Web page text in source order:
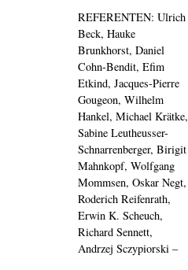
REFERENTEN: Ulrich
Beck, Hauke
Brunkhorst, Daniel
Cohn-Bendit, Efim
Etkind, Jacques-Pierre
Gougeon, Wilhelm
Hankel, Michael Krätke,
Sabine Leutheusser-
Schnarrenberger, Birigit
Mahnkopf, Wolfgang
Mommsen, Oskar Negt,
Roderich Reifenrath,
Erwin K. Scheuch,
Richard Sennett,
Andrzej Sczypiorski –
GESPRÄCHSTEILNE
HMER: Rüdiger
Altmann, Christoph
Clermont, Johannes
Goebel, Dieter Grimm,
Annetta Kahane, Pierre
Léy, Andrea Maihofer,
Cem Özdemir, Torsten
Rhau, Jürgen Seifert,
Ilse Staff, Rouzbeh
Taheri, Ulrich Willems
– MODERATION:
Erhard Denninger,